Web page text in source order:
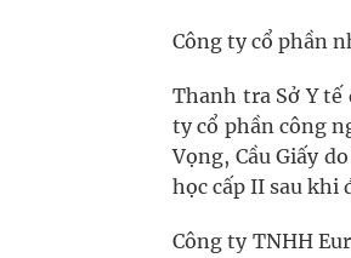
Công ty cổ phần
Thanh tra Sở Y
ty cổ phần công
Vọng, Cầu Giấy
học cấp II sau khi
Công ty TNHH